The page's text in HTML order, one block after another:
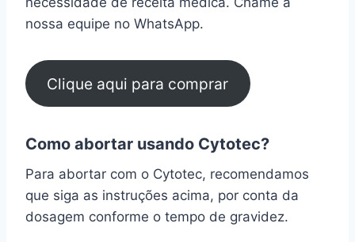
nossa equipe no WhatsApp.
Clique aqui para comprar
Como abortar usando Cytotec?
Para abortar com o Cytotec, recomendamos
que siga as instruções acima, por conta da
dosagem conforme o tempo de gravidez.